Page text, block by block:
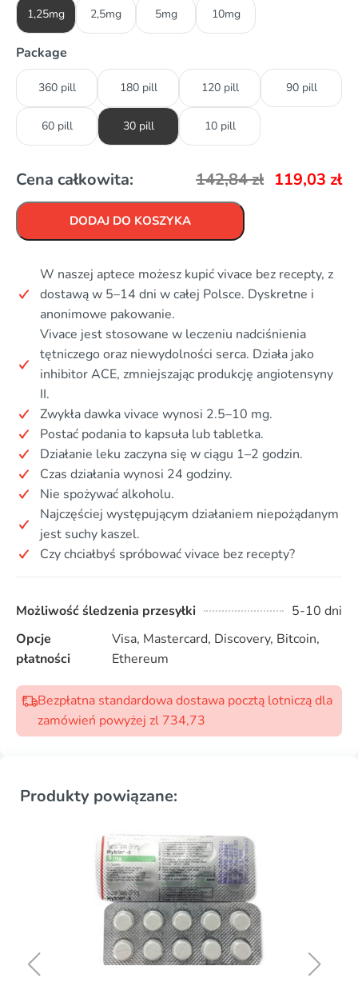
1,25mg 2,5mg 5mg 10mg
Package
360 pill 180 pill 120 pill 90 pill
60 pill 30 pill 10 pill
Cena całkowita: 142,84zł 119,03 zł
DODAJ DO KOSZYKA
W naszej aptece możesz kupić vivace bez recepty, z
dostawą w 5–14 dni w całej Polsce. Dyskretne i
anonimowe pakowanie.
Vivace jest stosowane w leczeniu nadciśnienia
tętniczego oraz niewydolności serca. Działa jako
inhibitor ACE, zmniejszając produkcję angiotensyny
II.
Zwykła dawka vivace wynosi 2.5–10 mg.
Postać podania to kapsuła lub tabletka.
Działanie leku zaczyna się w ciągu 1–2 godzin.
Czas działania wynosi 24 godziny.
Nie spożywać alkoholu.
Najczęściej występującym działaniem niepożądanym
jest suchy kaszel.
Czy chciałbyś spróbować vivace bez recepty?
Możliwość śledzenia przesyłki
5-10 dni
Opcje
płatności
Visa, Mastercard, Discovery, Bitcoin,
Ethereum
Bezpłatna standardowa dostawa pocztą lotniczą dla
zamówień powyżej zl 734,73
Produkty powiązane: